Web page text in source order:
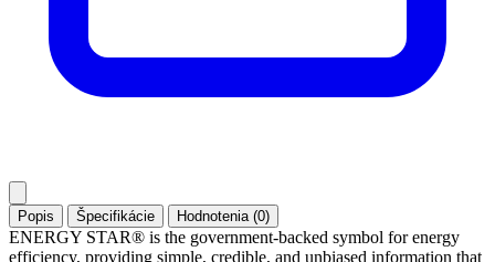
Popis Špecifikácie Hodnotenia (0)
ENERGY STAR® is the government-backed symbol for energy
efficiency, providing simple, credible, and unbiased information that